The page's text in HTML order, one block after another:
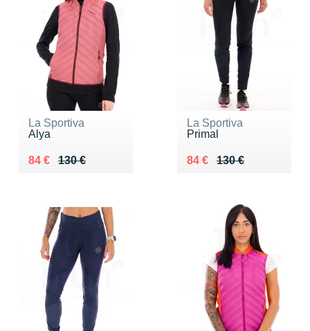
La Sportiva
Alya
130 €
Au lieu de 130 €
84 €
Vendu 84 €
La Sportiva
Primal
130 €
Au lieu de 130 €
84 €
Vendu 84 €